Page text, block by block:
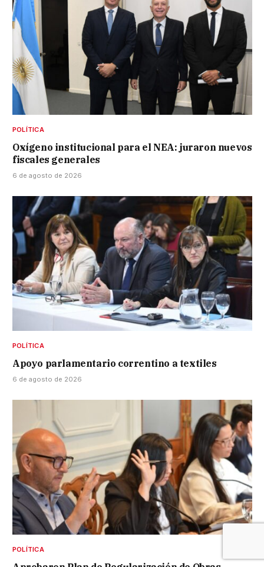
POLÍTICA
Oxígeno institucional para el NEA: juraron nuevos
fiscales generales
6 de agosto de 2026
POLÍTICA
Apoyo parlamentario correntino a textiles
6 de agosto de 2026
POLÍTICA